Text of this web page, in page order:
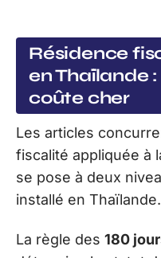
Résidence
en Thaïlande
coûte cher
Les articles
fiscalité appliquée à
se pose à deux
installé en Thaïlande.
La règle des 180